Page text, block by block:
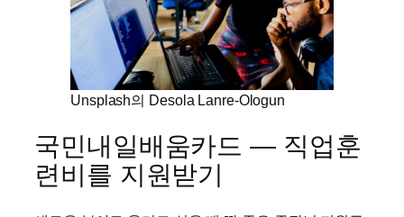
Unsplash의 Desola Lanre-Ologun
국민내일배움카드 — 직업훈
련비를 지원받기